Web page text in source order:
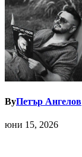
ByПетър Ангелов
юни 15, 2026